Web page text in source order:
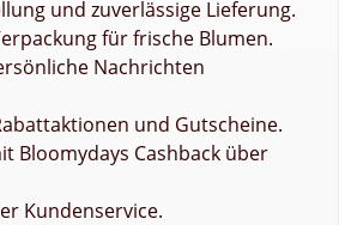
und zuverlässige Lieferung.
für frische Blumen.
Nachrichten
und Gutscheine.
Bloomydays Cashback über
Kundenservice.